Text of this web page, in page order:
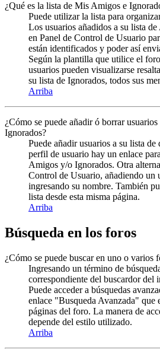
¿Qué es la lista de Mis Amigos e
Puede utilizar la lista para
Los usuarios añadidos a su lista
en Panel de Control de Usuario
están identificados y poder así
Según la plantilla que utilice el
usuarios pueden visualizarse
su lista de Ignorados, todos sus
Arriba
¿Cómo se puede añadir ó borrar
Ignorados?
Puede añadir usuarios a su lista de
perfil de usuario hay un enlace
Amigos y/o Ignorados. Otra
Control de Usuario, añadiendo un
ingresando su nombre. También
lista desde esta misma página.
Arriba
Búsqueda en los foros
¿Cómo se puede buscar en uno o varios
Ingresando un término de
correspondiente del buscardor del
Puede acceder a búsquedas
enlace "Busqueda Avanzada" que
páginas del foro. La manera de
depende del estilo utilizado.
Arriba